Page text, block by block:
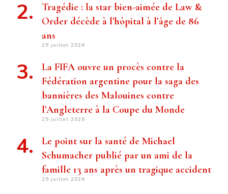
Tragédie : la star bien-aimée de Law &
Order décède à l’hôpital à l’âge de 86
ans
29 juillet 2026
La FIFA ouvre un procès contre la
Fédération argentine pour la saga des
bannières des Malouines contre
l’Angleterre à la Coupe du Monde
29 juillet 2026
Le point sur la santé de Michael
Schumacher publié par un ami de la
famille 13 ans après un tragique accident
29 juillet 2026